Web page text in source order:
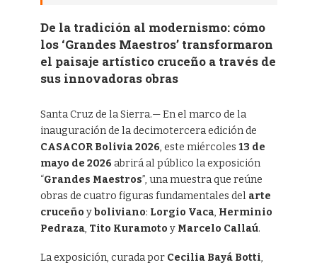
De la tradición al modernismo: cómo
los ‘Grandes Maestros’ transformaron
el paisaje artístico cruceño a través de
sus innovadoras obras
Santa Cruz de la Sierra.— En el marco de la
inauguración de la decimotercera edición de
CASACOR Bolivia 2026, este miércoles 13 de
mayo de 2026 abrirá al público la exposición
“Grandes Maestros”, una muestra que reúne
obras de cuatro figuras fundamentales del arte
cruceño yboliviano: Lorgio Vaca, Herminio
Pedraza, Tito Kuramoto y Marcelo Callaú.
La exposición, curada por Cecilia Bayá Botti,